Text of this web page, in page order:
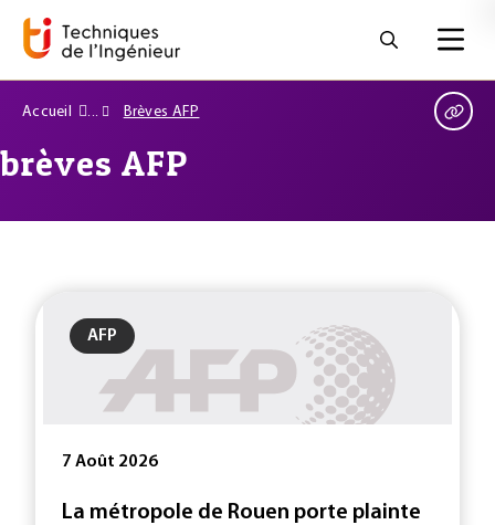
Accueil Brèves AFP
brèves AFP
AFP
7 Août 2026
La métropole de Rouen porte plainte